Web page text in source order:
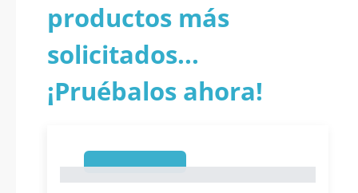
productos más
solicitados...
¡Pruébalos ahora!